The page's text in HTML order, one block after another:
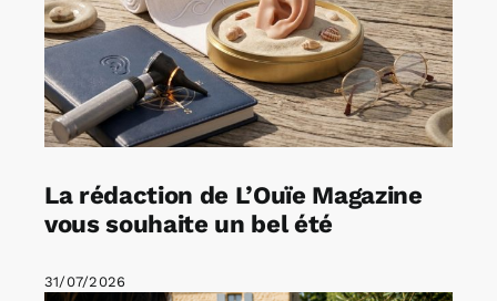
La rédaction de L’Ouïe Magazine
vous souhaite un bel été
31/07/2026